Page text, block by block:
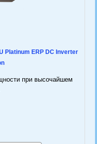
Platinum ERP DC Inverter
при высочайшем